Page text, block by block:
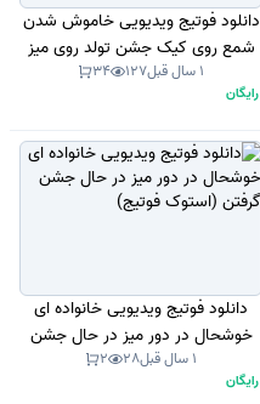
دانلود فوتیج ویدیویی خاموش شدن
شمع روی کیک جشن تولد روی میز
خانه تزئین شده است (استوک
1 سال قبل 127
34
رایگان
دانلود فوتیج ویدیویی خانواده ای
خوشحال در دور میز در حال جشن
گرفتن (استوک فوتیج)
1 سال قبل 28
2
رایگان